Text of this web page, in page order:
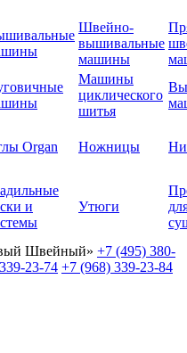
Швейно-
вышивальные
машины
Машины
циклического
шитья
Organ Ножницы
и
Утюги
Швейный» +7 (495) 380-
23-74 +7 (968) 339-23-84